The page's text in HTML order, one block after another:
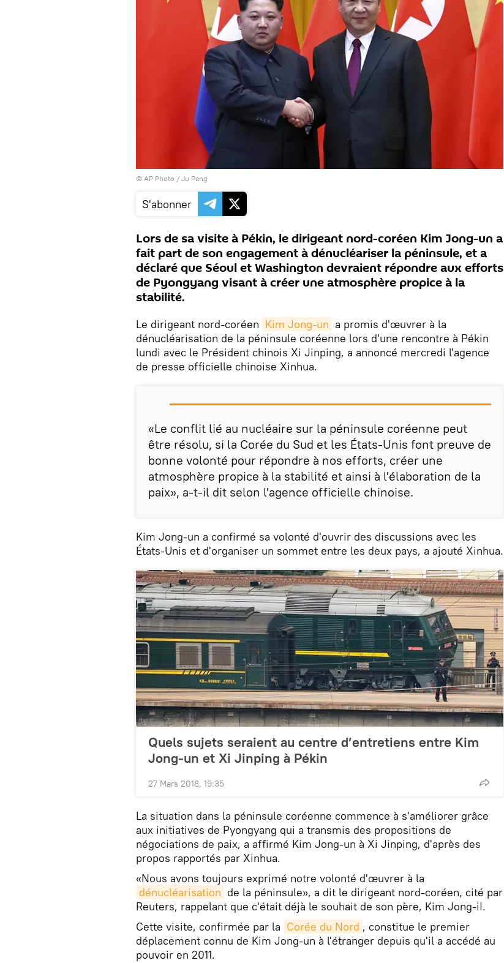
© AP Photo / Ju Peng
S'abonner
Lors de sa visite à Pékin, le dirigeant nord-coréen Kim Jong-un a
fait part de son engagement à dénucléariser la péninsule, et a
déclaré que Séoul et Washington devraient répondre aux efforts
de Pyongyang visant à créer une atmosphère propice à la
stabilité.
Le dirigeant nord-coréen Kim Jong-un a promis d'œuvrer à la
dénucléarisation de la péninsule coréenne lors d'une rencontre à Pékin
lundi avec le Président chinois Xi Jinping, a annoncé mercredi l'agence
de presse officielle chinoise Xinhua.
«Le conflit lié au nucléaire sur la péninsule coréenne peut
être résolu, si la Corée du Sud et les États-Unis font preuve de
bonne volonté pour répondre à nos efforts, créer une
atmosphère propice à la stabilité et ainsi à l'élaboration de la
paix», a-t-il dit selon l'agence officielle chinoise.
Kim Jong-un a confirmé sa volonté d'ouvrir des discussions avec les
États-Unis et d'organiser un sommet entre les deux pays, a ajouté Xinhua.
Quels sujets seraient au centre d’entretiens entre Kim
Jong-un et Xi Jinping à Pékin
27 Mars 2018, 19:35
La situation dans la péninsule coréenne commence à s'améliorer grâce
aux initiatives de Pyongyang qui a transmis des propositions de
négociations de paix, a affirmé Kim Jong-un à Xi Jinping, d'après des
propos rapportés par Xinhua.
«Nous avons toujours exprimé notre volonté d'œuvrer à la
dénucléarisation de la péninsule», a dit le dirigeant nord-coréen, cité par
Reuters, rappelant que c'était déjà le souhait de son père, Kim Jong-iI.
Cette visite, confirmée par la Corée du Nord , constitue le premier
déplacement connu de Kim Jong-un à l'étranger depuis qu'il a accédé au
pouvoir en 2011.